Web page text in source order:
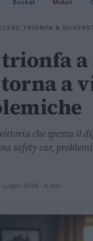
Basket Motori
TRIONFA A
a
che spezza il
safety car,
Luglio 2026 · 4 min